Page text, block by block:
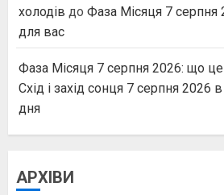
холодів до Фаза Місяця 7 серпня
для вас
Фаза Місяця 7 серпня 2026: що
Схід і захід сонця 7 серпня 2026 в
дня
АРХІВИ